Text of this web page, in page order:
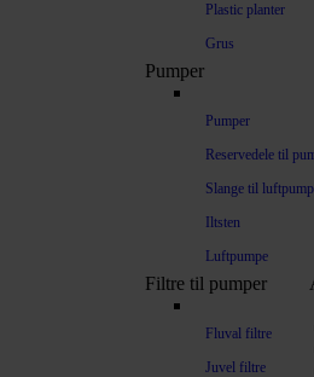
Plastic planter
Grus
Pumper
Pumper
Reservedele til
Slange til
Iltsten
Luftpumpe
Filtre til pumper
Fluval filtre
Juvel filtre